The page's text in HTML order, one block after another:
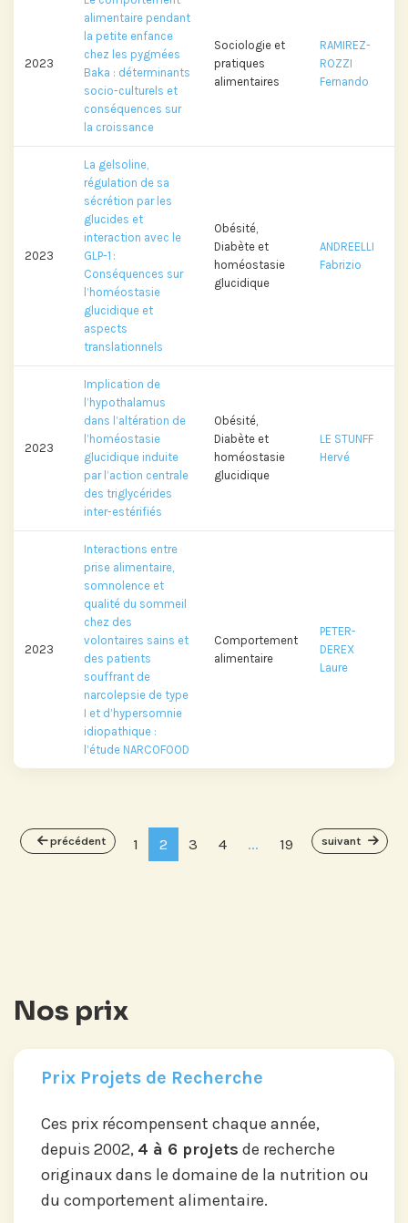
2023
alimentaire pendant
la petite enfance
chez les pygmées
Baka : déterminants
socio-culturels et
conséquences sur
la croissance
Sociologie et
pratiques
alimentaires
RAMIREZ-
ROZZI
Fernando
2023
La gelsoline,
régulation de sa
sécrétion par les
glucides et
interaction avec le
GLP-1 :
Conséquences sur
l’homéostasie
glucidique et
aspects
translationnels
Obésité,
Diabète et
homéostasie
glucidique
ANDREELLI
Fabrizio
2023
Implication de
l’hypothalamus
dans l’altération de
l’homéostasie
glucidique induite
par l’action centrale
des triglycérides
inter-estérifiés
Obésité,
Diabète et
homéostasie
glucidique
LE STUNFF
Hervé
2023
Interactions entre
prise alimentaire,
somnolence et
qualité du sommeil
chez des
volontaires sains et
des patients
souffrant de
narcolepsie de type
I et d’hypersomnie
idiopathique :
l’étude NARCOFOOD
Comportement
alimentaire
PETER-
DEREX
Laure
précédent 1 2 3 4 ... 19 suivant
Nos prix
Prix Projets de Recherche
Ces prix récompensent chaque année,
depuis 2002, 4 à 6 projets de recherche
originaux dans le domaine de la nutrition ou
du comportement alimentaire.